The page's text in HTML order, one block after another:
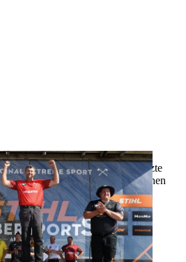
Trophy-SiegerO’Toole
setzte
gegen 13 der besten australischen
-Athleten durch und besiegte den
SiegerBrad De Losaim
Wettbewerbs umeine
Sekunde